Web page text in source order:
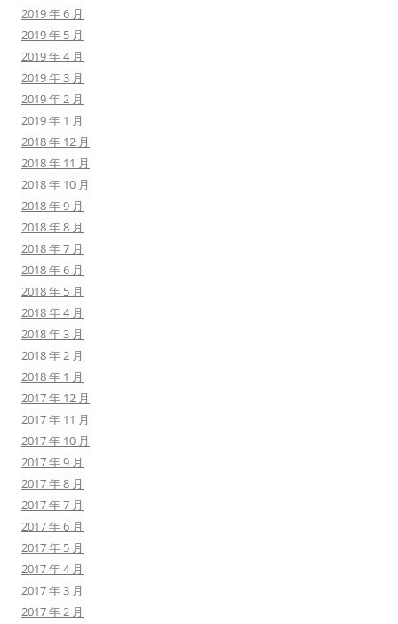
2019 年 6 月
2019 年 5 月
2019 年 4 月
2019 年 3 月
2019 年 2 月
2019 年 1 月
2018 年 12 月
2018 年 11 月
2018 年 10 月
2018 年 9 月
2018 年 8 月
2018 年 7 月
2018 年 6 月
2018 年 5 月
2018 年 4 月
2018 年 3 月
2018 年 2 月
2018 年 1 月
2017 年 12 月
2017 年 11 月
2017 年 10 月
2017 年 9 月
2017 年 8 月
2017 年 7 月
2017 年 6 月
2017 年 5 月
2017 年 4 月
2017 年 3 月
2017 年 2 月